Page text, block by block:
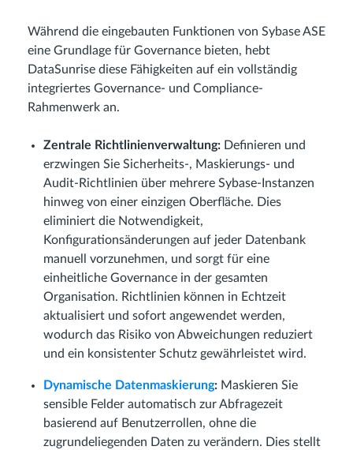
Während die eingebauten Funktionen von Sybase ASE
eine Grundlage für Governance bieten, hebt
DataSunrise diese Fähigkeiten auf ein vollständig
integriertes Governance- und Compliance-
Rahmenwerk an.
Zentrale Richtlinienverwaltung: Definieren und
erzwingen Sie Sicherheits-, Maskierungs- und
Audit-Richtlinien über mehrere Sybase-Instanzen
hinweg von einer einzigen Oberfläche. Dies
eliminiert die Notwendigkeit,
Konfigurationsänderungen auf jeder Datenbank
manuell vorzunehmen, und sorgt für eine
einheitliche Governance in der gesamten
Organisation. Richtlinien können in Echtzeit
aktualisiert und sofort angewendet werden,
wodurch das Risiko von Abweichungen reduziert
und ein konsistenter Schutz gewährleistet wird.
Dynamische Datenmaskierung: Maskieren Sie
sensible Felder automatisch zur Abfragezeit
basierend auf Benutzerrollen, ohne die
zugrundeliegenden Daten zu verändern. Dies stellt